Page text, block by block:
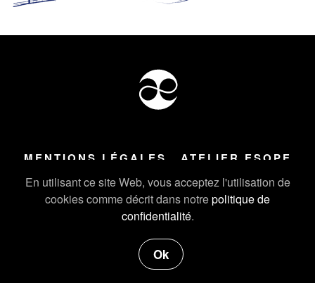
En utilisant ce site Web, vous acceptez l'utilisation de
cookies comme décrit dans notrepolitique de
confidentialité.
Ok
MENTIONS LÉGALES ATELIER ESOPE